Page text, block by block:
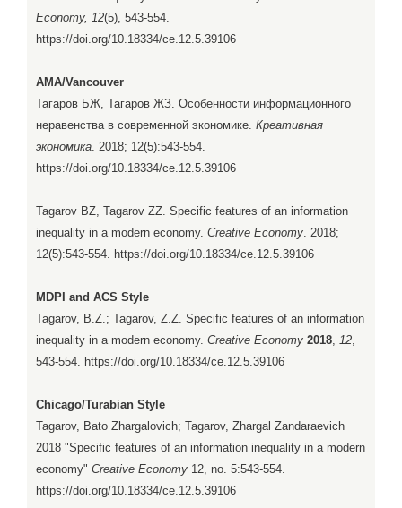
Economy, 12(5), 543-554.
https://doi.org/10.18334/ce.12.5.39106
AMA/Vancouver
Тагаров БЖ, Тагаров ЖЗ. Особенности информационного
неравенства в современной экономике. Креативная
экономика. 2018; 12(5):543-554.
https://doi.org/10.18334/ce.12.5.39106
Tagarov BZ, Tagarov ZZ. Specific features of an information
inequality in a modern economy. Creative Economy. 2018;
12(5):543-554. https://doi.org/10.18334/ce.12.5.39106
MDPI and ACS Style
Tagarov, B.Z.; Tagarov, Z.Z. Specific features of an information
inequality in a modern economy. Creative Economy 2018, 12,
543-554. https://doi.org/10.18334/ce.12.5.39106
Chicago/Turabian Style
Tagarov, Bato Zhargalovich; Tagarov, Zhargal Zandaraevich
2018 "Specific features of an information inequality in a modern
economy" Creative Economy 12, no. 5:543-554.
https://doi.org/10.18334/ce.12.5.39106